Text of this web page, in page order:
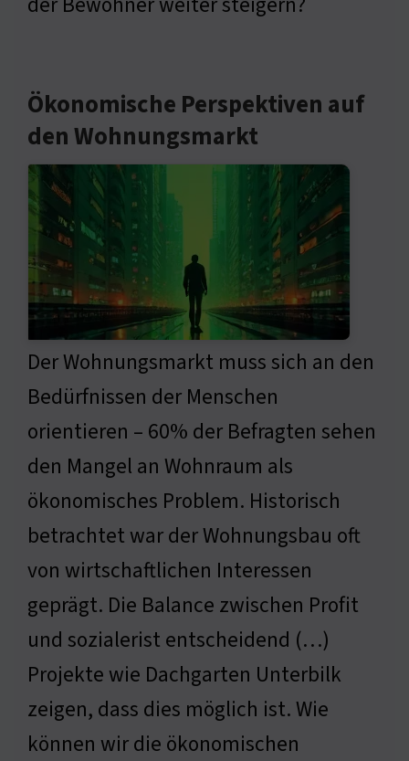
Ökonomische Perspektiven auf
den Wohnungsmarkt
Der Wohnungsmarkt muss sich an den
Bedürfnissen der Menschen
orientieren – 60% der Befragten sehen
den Mangel an Wohnraum als
ökonomisches Problem. Historisch
betrachtet war der Wohnungsbau oft
von wirtschaftlichen Interessen
geprägt. Die Balance zwischen Profit
und sozialerist entscheidend (…)
Projekte wie Dachgarten Unterbilk
zeigen, dass dies möglich ist. Wie
können wir die ökonomischen